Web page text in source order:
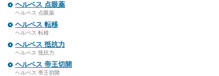
ヘルペス 点眼薬
ヘルペス 点眼薬
ヘルペス 転移
ヘルペス 転移
ヘルペス 抵抗力
ヘルペス 抵抗力
ヘルペス 帝王切開
ヘルペス 帝王切開